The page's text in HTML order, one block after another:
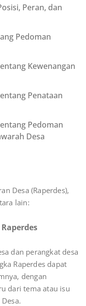
Peran, dan
Pedoman
Kewenangan
Penataan
Pedoman
Desa
Desa (Raperdes),
lain:
dan perangkat desa
Raperdes dapat
dengan
dari tema atau isu